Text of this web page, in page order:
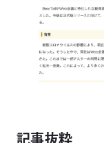
記事抜粋